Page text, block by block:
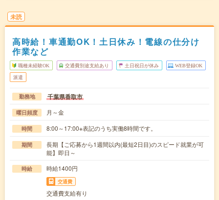
未読
高時給！車通勤OK！土日休み！電線の仕分け
作業など
職種未経験OK 交通費別途支給あり 土日祝日が休み WEB登録OK
派遣
勤務地 千葉県香取市
曜日頻度 月～金
時間 8:00～17:00※表記のうち実働8時間です。
期間
長期【ご応募から1週間以内(最短2日目)のスピード就業が可
能】即日～
時給 時給1400円
交通費
交通費支給有り